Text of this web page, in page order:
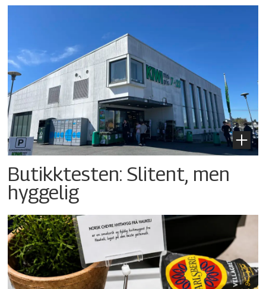
Butikktesten: Slitent, men
hyggelig